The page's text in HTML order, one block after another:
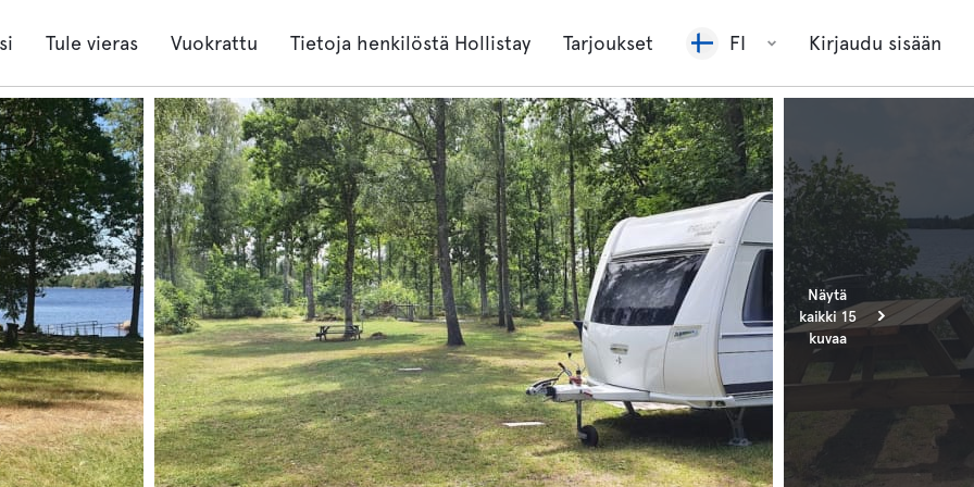
Tule vieras Vuokrattu Tietoja henkilöstä Hollistay Tarjoukset FI Kirjaudu sisään
Näytä
kaikki 15
kuvaa